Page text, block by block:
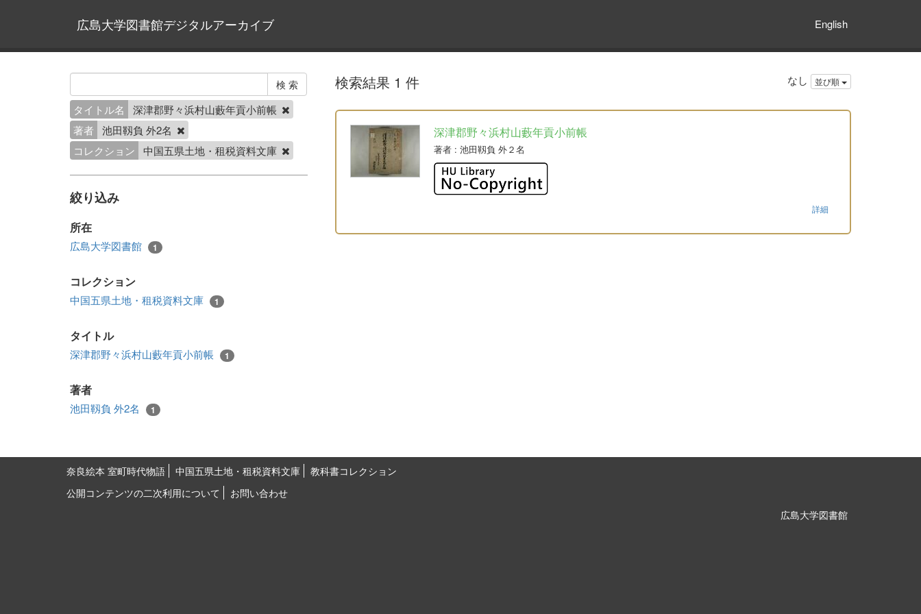
広島大学図書館デジタルアーカイブ English
タイトル名
深津郡野々浜村山藪年貢小前帳
著者
池田靱負 外2名
コレクション
中国五県土地・租税資料文庫
絞り込み
所在
広島大学図書館 1
コレクション
中国五県土地・租税資料文庫 1
タイトル
深津郡野々浜村山藪年貢小前帳 1
著者
池田靱負 外2名 1
検索結果 1 件 なし 並び順
深津郡野々浜村山藪年貢小前帳
著者: 池田靱負 外２名
詳細
奈良絵本 室町時代物語 中国五県土地・租税資料文庫
教科書コレクション
公開コンテンツの二次利用について
お問い合わせ
広島大学図書館